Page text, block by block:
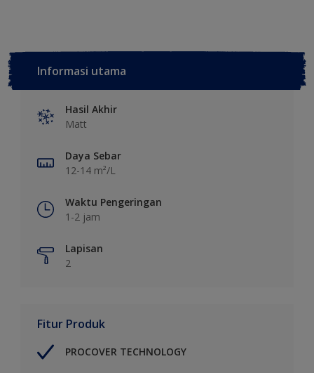
Informasi utama
Hasil Akhir
Matt
Daya Sebar
12-14 m²/L
Waktu Pengeringan
1-2 jam
Lapisan
2
Fitur Produk
PROCOVER TECHNOLOGY